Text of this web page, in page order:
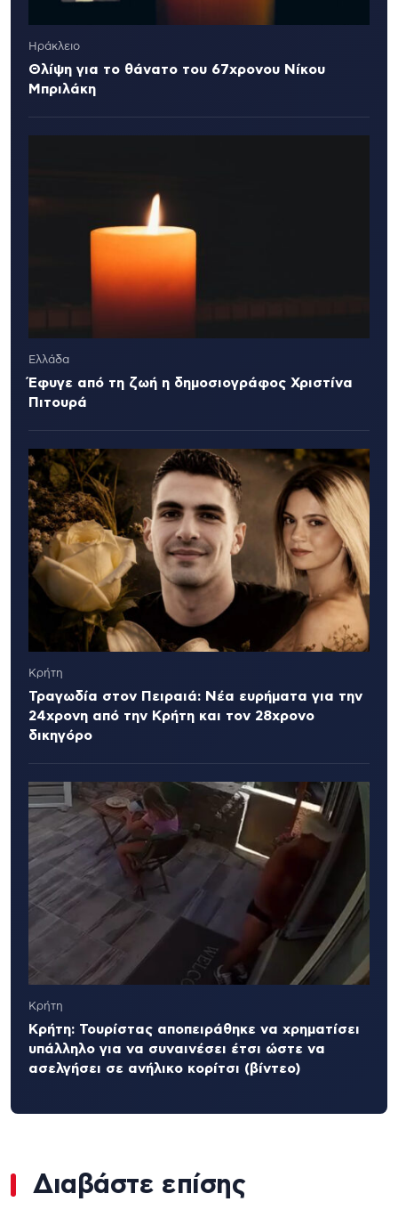
Ηράκλειο
Θλίψη για το θάνατο του 67χρονου Νίκου
Μπριλάκη
Ελλάδα
Έφυγε από τη ζωή η δημοσιογράφος Χριστίνα
Πιτουρά
Κρήτη
Τραγωδία στον Πειραιά: Νέα ευρήματα για την
24χρονη από την Κρήτη και τον 28χρονο
δικηγόρο
Κρήτη
Κρήτη: Τουρίστας αποπειράθηκε να χρηματίσει
υπάλληλο για να συναινέσει έτσι ώστε να
ασελγήσει σε ανήλικο κορίτσι (βίντεο)
Διαβάστε επίσης